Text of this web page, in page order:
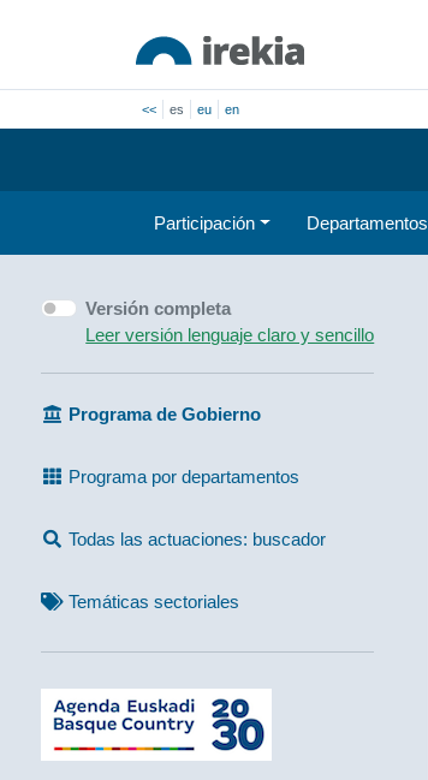
<< es eu en
Participación Departamentos
Versión completa
Leer versión lenguaje claro y sencillo
Programa de Gobierno
Programa por departamentos
Todas las actuaciones: buscador
Temáticas sectoriales